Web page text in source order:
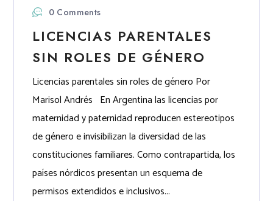
0 Comments
LICENCIAS PARENTALES
SIN ROLES DE GÉNERO
Licencias parentales sin roles de género Por
Marisol Andrés En Argentina las licencias por
maternidad y paternidad reproducen estereotipos
de género e invisibilizan la diversidad de las
constituciones familiares. Como contrapartida, los
países nórdicos presentan un esquema de
permisos extendidos e inclusivos...